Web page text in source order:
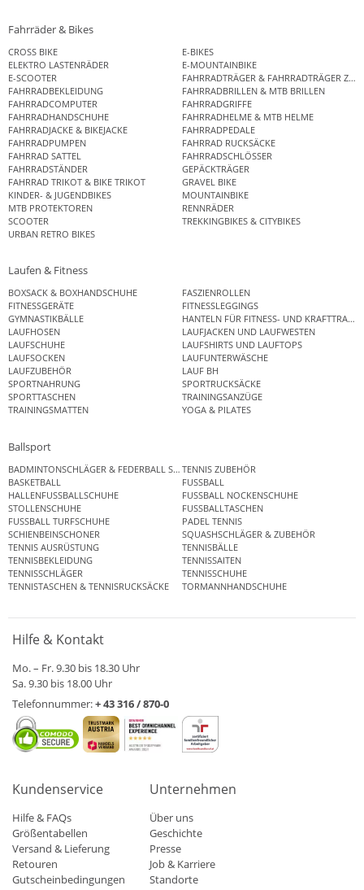
Fahrräder & Bikes
CROSS BIKE
E-BIKES
ELEKTRO LASTENRÄDER
E-MOUNTAINBIKE
E-SCOOTER
FAHRRADTRÄGER & FAHRRADTRÄGER
FAHRRADBEKLEIDUNG
FAHRRADBRILLEN & MTB BRILLEN
FAHRRADCOMPUTER
FAHRRADGRIFFE
FAHRRADHANDSCHUHE
FAHRRADHELME & MTB HELME
FAHRRADJACKE & BIKEJACKE
FAHRRADPEDALE
FAHRRADPUMPEN
FAHRRAD RUCKSÄCKE
FAHRRAD SATTEL
FAHRRADSCHLÖSSER
FAHRRADSTÄNDER
GEPÄCKTRÄGER
FAHRRAD TRIKOT & BIKE TRIKOT
GRAVEL BIKE
KINDER- & JUGENDBIKES
MOUNTAINBIKE
MTB PROTEKTOREN
RENNRÄDER
SCOOTER
TREKKINGBIKES & CITYBIKES
URBAN RETRO BIKES
Laufen & Fitness
BOXSACK & BOXHANDSCHUHE
FASZIENROLLEN
FITNESSGERÄTE
FITNESSLEGGINGS
GYMNASTIKBÄLLE
HANTELN FÜR FITNESS- UND
LAUFHOSEN
LAUFJACKEN UND LAUFWESTEN
LAUFSCHUHE
LAUFSHIRTS UND LAUFTOPS
LAUFSOCKEN
LAUFUNTERWÄSCHE
LAUFZUBEHÖR
LAUF BH
SPORTNAHRUNG
SPORTRUCKSÄCKE
SPORTTASCHEN
TRAININGSANZÜGE
TRAININGSMATTEN
YOGA & PILATES
Ballsport
BADMINTONSCHLÄGER & FEDERBALL SETSTENNIS ZUBEHÖR
BASKETBALL
FUSSBALL
HALLENFUSSBALLSCHUHE
FUSSBALL NOCKENSCHUHE
STOLLENSCHUHE
FUSSBALLTASCHEN
FUSSBALL TURFSCHUHE
PADEL TENNIS
SCHIENBEINSCHONER
SQUASHSCHLÄGER & ZUBEHÖR
TENNIS AUSRÜSTUNG
TENNISBÄLLE
TENNISBEKLEIDUNG
TENNISSAITEN
TENNISSCHLÄGER
TENNISSCHUHE
TENNISTASCHEN & TENNISRUCKSÄCKE
TORMANNHANDSCHUHE
Hilfe & Kontakt
Mo. – Fr. 9.30 bis 18.30 Uhr
Sa. 9.30 bis 18.00 Uhr
Telefonnummer:+ 43 316 / 870-0
Kundenservice
Hilfe & FAQs
Größentabellen
Versand & Lieferung
Retouren
Gutscheinbedingungen
Unternehmen
Über uns
Geschichte
Presse
Job & Karriere
Standorte